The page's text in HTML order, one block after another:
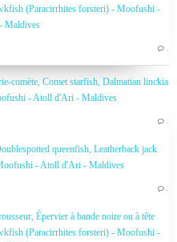
(Paracirrhites forsteri) - Moofushi -
Maldives
…
comète, Comet starfish, Dalmatian linckia
- Atoll d'Ari - Maldives
…
queenfish, Leatherback jack
- Atoll d'Ari - Maldives
…
Épervier à bande noire ou à tête
(Paracirrhites forsteri) - Moofushi -